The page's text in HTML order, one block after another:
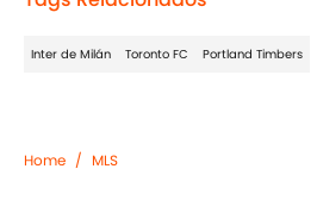
Inter de Milán Toronto FC Portland Timbers
Home / MLS